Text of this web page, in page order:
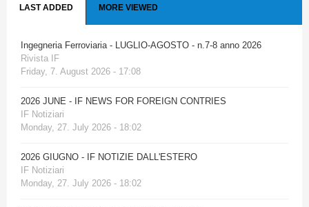
LAST ADDED MORE VIEWED
Ingegneria Ferroviaria - LUGLIO-AGOSTO - n.7-8 anno 2026
Rivista IF
Friday, 7. August 2026 - 17:08
2026 JUNE - IF NEWS FOR FOREIGN CONTRIES
IF Notiziari
Monday, 27. July 2026 - 18:02
2026 GIUGNO - IF NOTIZIE DALL'ESTERO
IF Notiziari
Monday, 27. July 2026 - 18:02